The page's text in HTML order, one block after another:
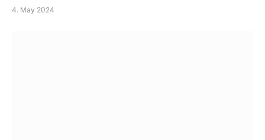
4. May 2024